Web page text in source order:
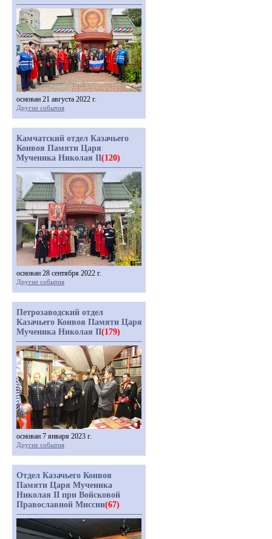
основан 21 августа 2022 г.
Другие события
Камчатский отдел Казачьего
Конвоя Памяти Царя
Мученика Николая II(120)
основан 28 сентября 2022 г.
Другие события
Петрозаводский отдел
Казачьего Конвоя Памяти Царя
Мученика Николая II(179)
основан 7 января 2023 г.
Другие события
Отдел Казачьего Конвоя
Памяти Царя Мученика
Николая II при Войсковой
Православной Миссии(67)